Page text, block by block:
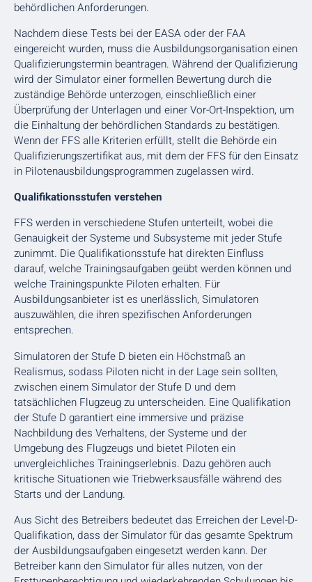
behördlichen Anforderungen.
Nachdem diese Tests bei der EASA oder der FAA
eingereicht wurden, muss die Ausbildungsorganisation einen
Qualifizierungstermin beantragen. Während der Qualifizierung
wird der Simulator einer formellen Bewertung durch die
zuständige Behörde unterzogen, einschließlich einer
Überprüfung der Unterlagen und einer Vor-Ort-Inspektion, um
die Einhaltung der behördlichen Standards zu bestätigen.
Wenn der FFS alle Kriterien erfüllt, stellt die Behörde ein
Qualifizierungszertifikat aus, mit dem der FFS für den Einsatz
in Pilotenausbildungsprogrammen zugelassen wird.
Qualifikationsstufen verstehen
FFS werden in verschiedene Stufen unterteilt, wobei die
Genauigkeit der Systeme und Subsysteme mit jeder Stufe
zunimmt. Die Qualifikationsstufe hat direkten Einfluss
darauf, welche Trainingsaufgaben geübt werden können und
welche Trainingspunkte Piloten erhalten. Für
Ausbildungsanbieter ist es unerlässlich, Simulatoren
auszuwählen, die ihren spezifischen Anforderungen
entsprechen.
Simulatoren der Stufe D bieten ein Höchstmaß an
Realismus, sodass Piloten nicht in der Lage sein sollten,
zwischen einem Simulator der Stufe D und dem
tatsächlichen Flugzeug zu unterscheiden. Eine Qualifikation
der Stufe D garantiert eine immersive und präzise
Nachbildung des Verhaltens, der Systeme und der
Umgebung des Flugzeugs und bietet Piloten ein
unvergleichliches Trainingserlebnis. Dazu gehören auch
kritische Situationen wie Triebwerksausfälle während des
Starts und der Landung.
Aus Sicht des Betreibers bedeutet das Erreichen der Level-D-
Qualifikation, dass der Simulator für das gesamte Spektrum
der Ausbildungsaufgaben eingesetzt werden kann. Der
Betreiber kann den Simulator für alles nutzen, von der